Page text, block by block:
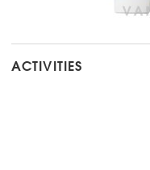
ACTIVITIES